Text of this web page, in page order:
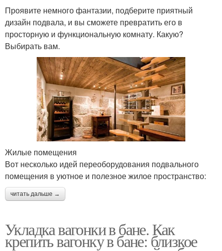
Проявите немного фантазии, подберите приятный
дизайн подвала, и вы сможете превратить его в
просторную и функциональную комнату. Какую?
Выбирать вам.
Жилые помещения
Вот несколько идей переоборудования подвального
помещения в уютное и полезное жилое пространство:
читать дальше →
Укладка вагонки в бане. Как
крепить вагонку в бане: близкое